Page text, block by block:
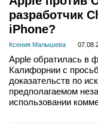
разработчик
iPhone?
Ксения Малышева
Apple обратилась в
Калифорнии с
доказательств по
предполагаемом
использовании